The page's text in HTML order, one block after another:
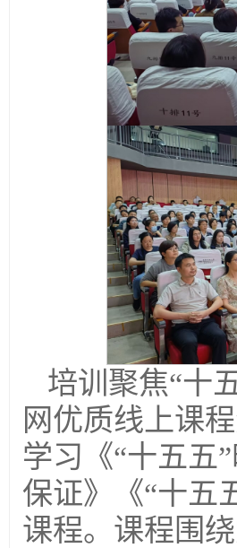
培训聚焦“十
网优质线上课
学习《“十五五
保证》《“十五
课程。课程围